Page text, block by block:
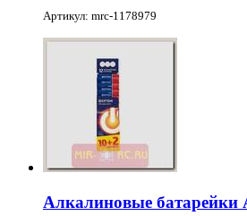
Артикул: mrc-1178979
Алкалиновые батарейки